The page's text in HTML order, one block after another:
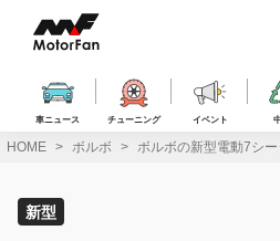
ス
車ニュース チューニング イベント
HOME ボルボ ボルボの新型電動7シ
新型